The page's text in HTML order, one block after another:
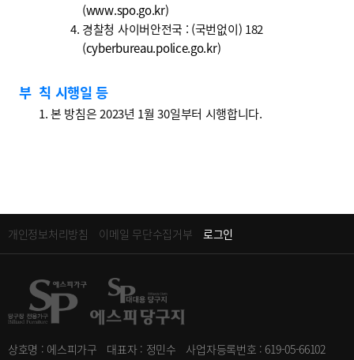
(www.spo.go.kr)
경찰청 사이버안전국 : (국번없이) 182
(cyberbureau.police.go.kr)
부 칙 시행일 등
본 방침은 2023년 1월 30일부터 시행합니다.
개인정보처리방침 이메일 무단수집거부 로그인
상호명 : 에스피가구 대표자 : 정민수
사업자등록번호 : 619-05-66102